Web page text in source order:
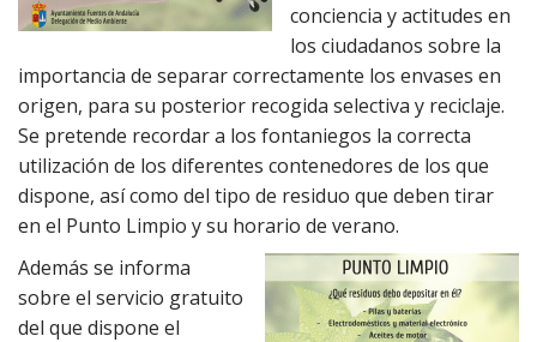
conciencia y actitudes en
los ciudadanos sobre la
importancia de separar correctamente los envases en
origen, para su posterior recogida selectiva y reciclaje.
Se pretende recordar a los fontaniegos la correcta
utilización de los diferentes contenedores de los que
dispone, así como del tipo de residuo que deben tirar
en el Punto Limpio y su horario de verano.
Además se informa
sobre el servicio gratuito
del que dispone el